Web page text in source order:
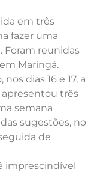
em três
fazer uma
Foram reunidas
Maringá.
dias 16 e 17, a
apresentou três
semana
sugestões, no
de
imprescindível